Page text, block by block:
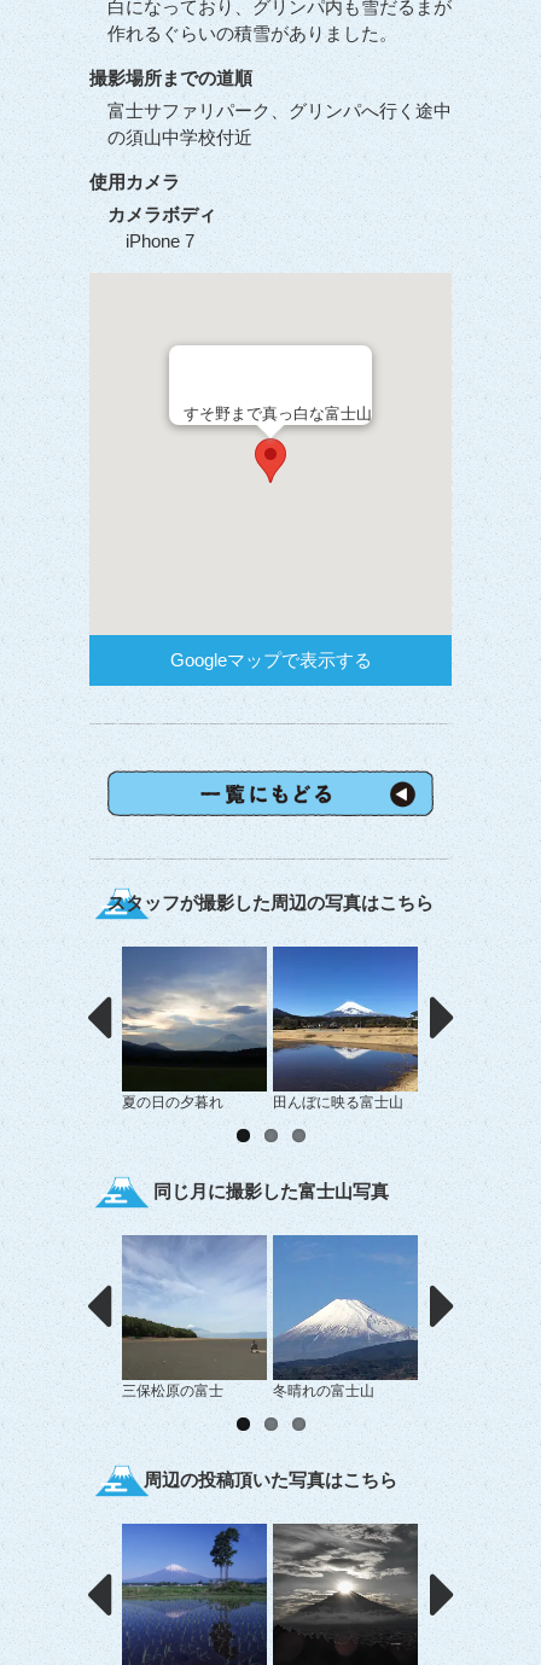
白になっており、グリンパ内も雪だるまが
作れるぐらいの積雪がありました。
撮影場所までの道順
富士サファリパーク、グリンパへ行く途中
の須山中学校付近
使用カメラ
カメラボディ
iPhone 7
すそ野まで真っ白な富士山
Googleマップで表示する
スタッフが撮影した周辺の写真はこちら
夏の日の夕暮れ 田んぼに映る富士山 樹海と富士山
同じ月に撮影した富士山写真
三保松原の富士 冬晴れの富士山 大涌谷から眺める
周辺の投稿頂いた写真はこちら